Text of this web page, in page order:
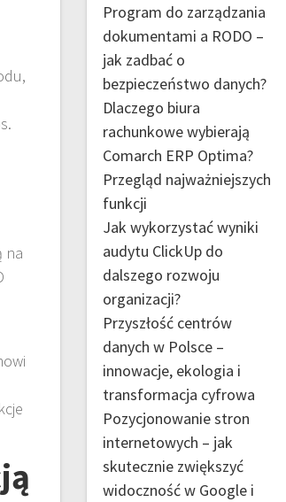
na
Program do zarządzania
dokumentami a RODO –
jak zadbać o
bezpieczeństwo danych?
Dlaczego biura
rachunkowe wybierają
Comarch ERP Optima?
Przegląd najważniejszych
funkcji
Jak wykorzystać wyniki
audytu ClickUp do
dalszego rozwoju
organizacji?
Przyszłość centrów
danych w Polsce –
innowacje, ekologia i
transformacja cyfrowa
Pozycjonowanie stron
internetowych – jak
skutecznie zwiększyć
widoczność w Google i